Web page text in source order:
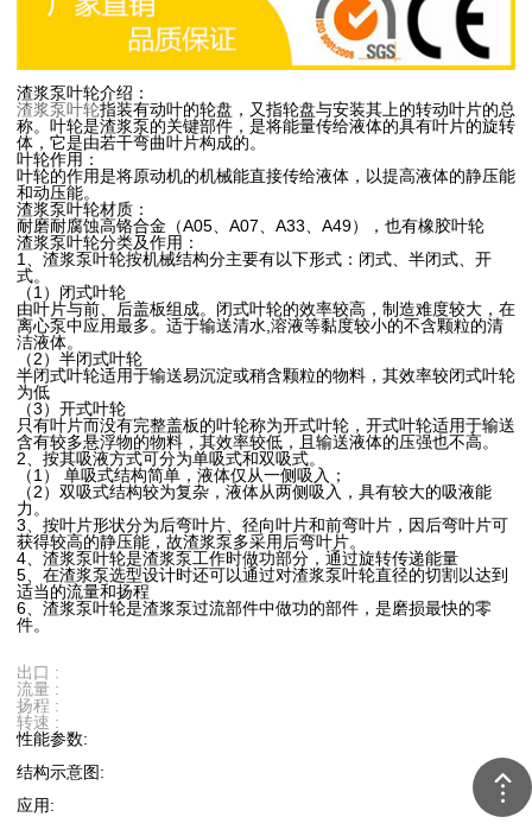
渣浆泵叶轮介绍：
渣浆泵叶轮指装有动叶的轮盘，又指轮盘与安装其上的转动叶片的总
称。叶轮是渣浆泵的关键部件，是将能量传给液体的具有叶片的旋转
体，它是由若干弯曲叶片构成的。
叶轮作用：
叶轮的作用是将原动机的机械能直接传给液体，以提高液体的静压能
和动压能。
渣浆泵叶轮材质：
耐磨耐腐蚀高铬合金（A05、A07、A33、A49），也有橡胶叶轮
渣浆泵叶轮分类及作用：
1、渣浆泵叶轮按机械结构分主要有以下形式：闭式、半闭式、开
式。
（1）闭式叶轮
由叶片与前、后盖板组成。闭式叶轮的效率较高，制造难度较大，在
离心泵中应用最多。适于输送清水,溶液等黏度较小的不含颗粒的清
洁液体。
（2）半闭式叶轮
半闭式叶轮适用于输送易沉淀或稍含颗粒的物料，其效率较闭式叶轮
为低
（3）开式叶轮
只有叶片而没有完整盖板的叶轮称为开式叶轮，开式叶轮适用于输送
含有较多悬浮物的物料，其效率较低，且输送液体的压强也不高。
2、按其吸液方式可分为单吸式和双吸式。
（1） 单吸式结构简单，液体仅从一侧吸入；
（2）双吸式结构较为复杂，液体从两侧吸入，具有较大的吸液能
力。
3、按叶片形状分为后弯叶片、径向叶片和前弯叶片，因后弯叶片可
获得较高的静压能，故渣浆泵多采用后弯叶片。
4、渣浆泵叶轮是渣浆泵工作时做功部分，通过旋转传递能量
5、在渣浆泵选型设计时还可以通过对渣浆泵叶轮直径的切割以达到
适当的流量和扬程
6、渣浆泵叶轮是渣浆泵过流部件中做功的部件，是磨损最快的零
件。
出口 :
流量 :
扬程 :
转速 :
性能参数:
结构示意图:
应用: